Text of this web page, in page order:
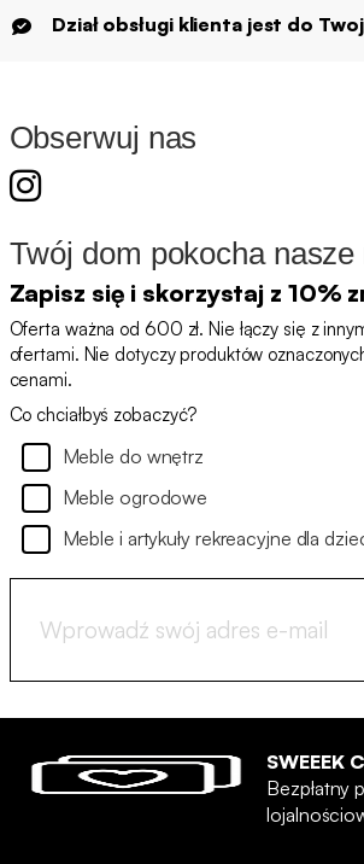
Dział obsługi klienta jest do
Obserwuj nas
Twój dom pokocha nasze
Zapisz się i skorzystaj z 10%
Oferta ważna od 600 zł. Nie łączy się z
ofertami. Nie dotyczy produktów
cenami.
Co chciałbyś zobaczyć?
Meble do wnętrz
Meble ogrodowe
Meble i artykuły rekreacyjne dla
SWEEEK
Bezpłatny